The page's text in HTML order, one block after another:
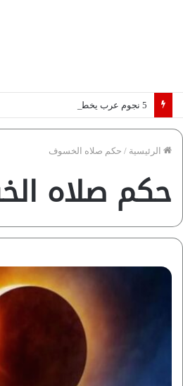
الرئيسية / حكم صلاه الخسوف
حكم صلاه